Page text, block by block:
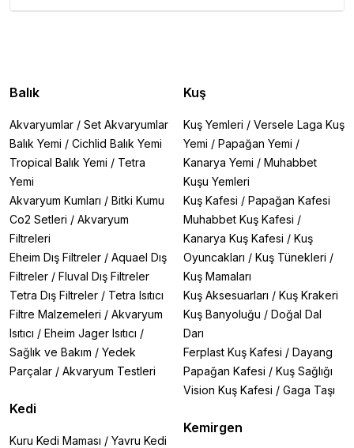
Balık
Akvaryumlar / Set Akvaryumlar
Balık Yemi / Cichlid Balık Yemi
Tropical Balık Yemi / Tetra
Yemi
Akvaryum Kumları / Bitki Kumu
Co2 Setleri / Akvaryum
Filtreleri
Eheim Dış Filtreler / Aquael Dış
Filtreler / Fluval Dış Filtreler
Tetra Dış Filtreler / Tetra Isıtıcı
Filtre Malzemeleri / Akvaryum
Isıtıcı / Eheim Jager Isıtıcı /
Sağlık ve Bakım / Yedek
Parçalar / Akvaryum Testleri
Kedi
Kuru Kedi Maması / Yavru Kedi
Kuş
Kuş Yemleri / Versele Laga Kuş
Yemi / Papağan Yemi /
Kanarya Yemi / Muhabbet
Kuşu Yemleri
Kuş Kafesi / Papağan Kafesi
Muhabbet Kuş Kafesi /
Kanarya Kuş Kafesi / Kuş
Oyuncakları / Kuş Tünekleri /
Kuş Mamaları
Kuş Aksesuarları / Kuş Krakeri
Kuş Banyoluğu / Doğal Dal
Darı
Ferplast Kuş Kafesi / Dayang
Papağan Kafesi / Kuş Sağlığı
Vision Kuş Kafesi / Gaga Taşı
Kemirgen